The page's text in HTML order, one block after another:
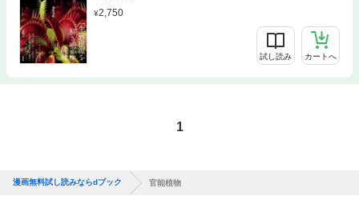
2,750
試し読み カートへ
1
漫画無料試し読みならdブック 官能植物